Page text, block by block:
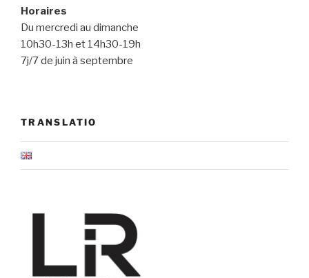
Horaires
Du mercredi au dimanche
10h30-13h et 14h30-19h
7j/7 de juin à septembre
TRANSLATIO